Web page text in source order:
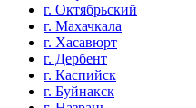
г. Октябрьский
г. Махачкала
г. Хасавюрт
г. Дербент
г. Каспийск
г. Буйнакск